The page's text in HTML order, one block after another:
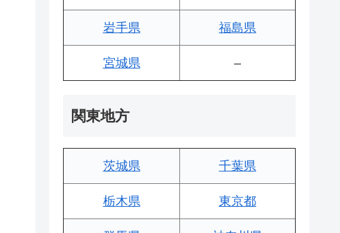
岩手県 福島県
宮城県 –
関東地方
茨城県 千葉県
栃木県 東京都